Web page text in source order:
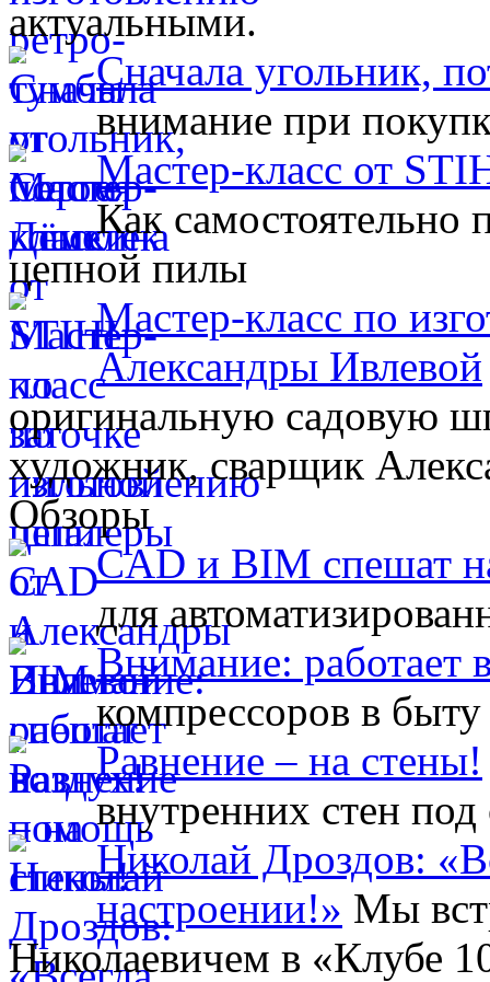
актуальными.
Сначала угольник,
внимание при
Мастер-класс от
Как самостоятельно
цепной пилы
Мастер-класс по
Александры Ивлевой
оригинальную садовую
художник, сварщик
Обзоры
CAD и BIM спешат
для
Внимание: работает
компрессоров в
Равнение – на стены!
внутренних стен под
Николай Дроздов:
настроении!» Мы
Николаевичем в «Клубе